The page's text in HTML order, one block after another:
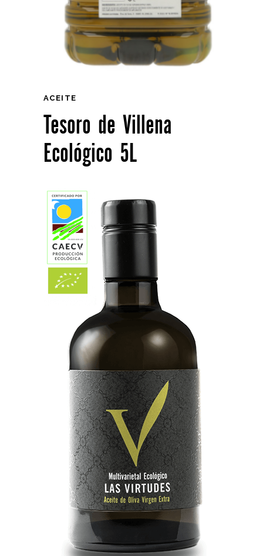
ACEITE
Tesoro de Villena
Ecológico 5L